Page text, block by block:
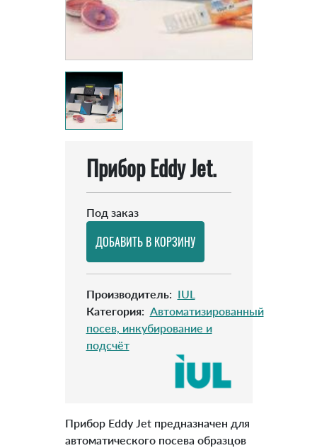
Прибор Eddy Jet.
Под заказ
Производитель: IUL
Категория: Автоматизированный
посев, инкубирование и
подсчёт
Прибор Eddy Jet предназначен для
автоматического посева образцов